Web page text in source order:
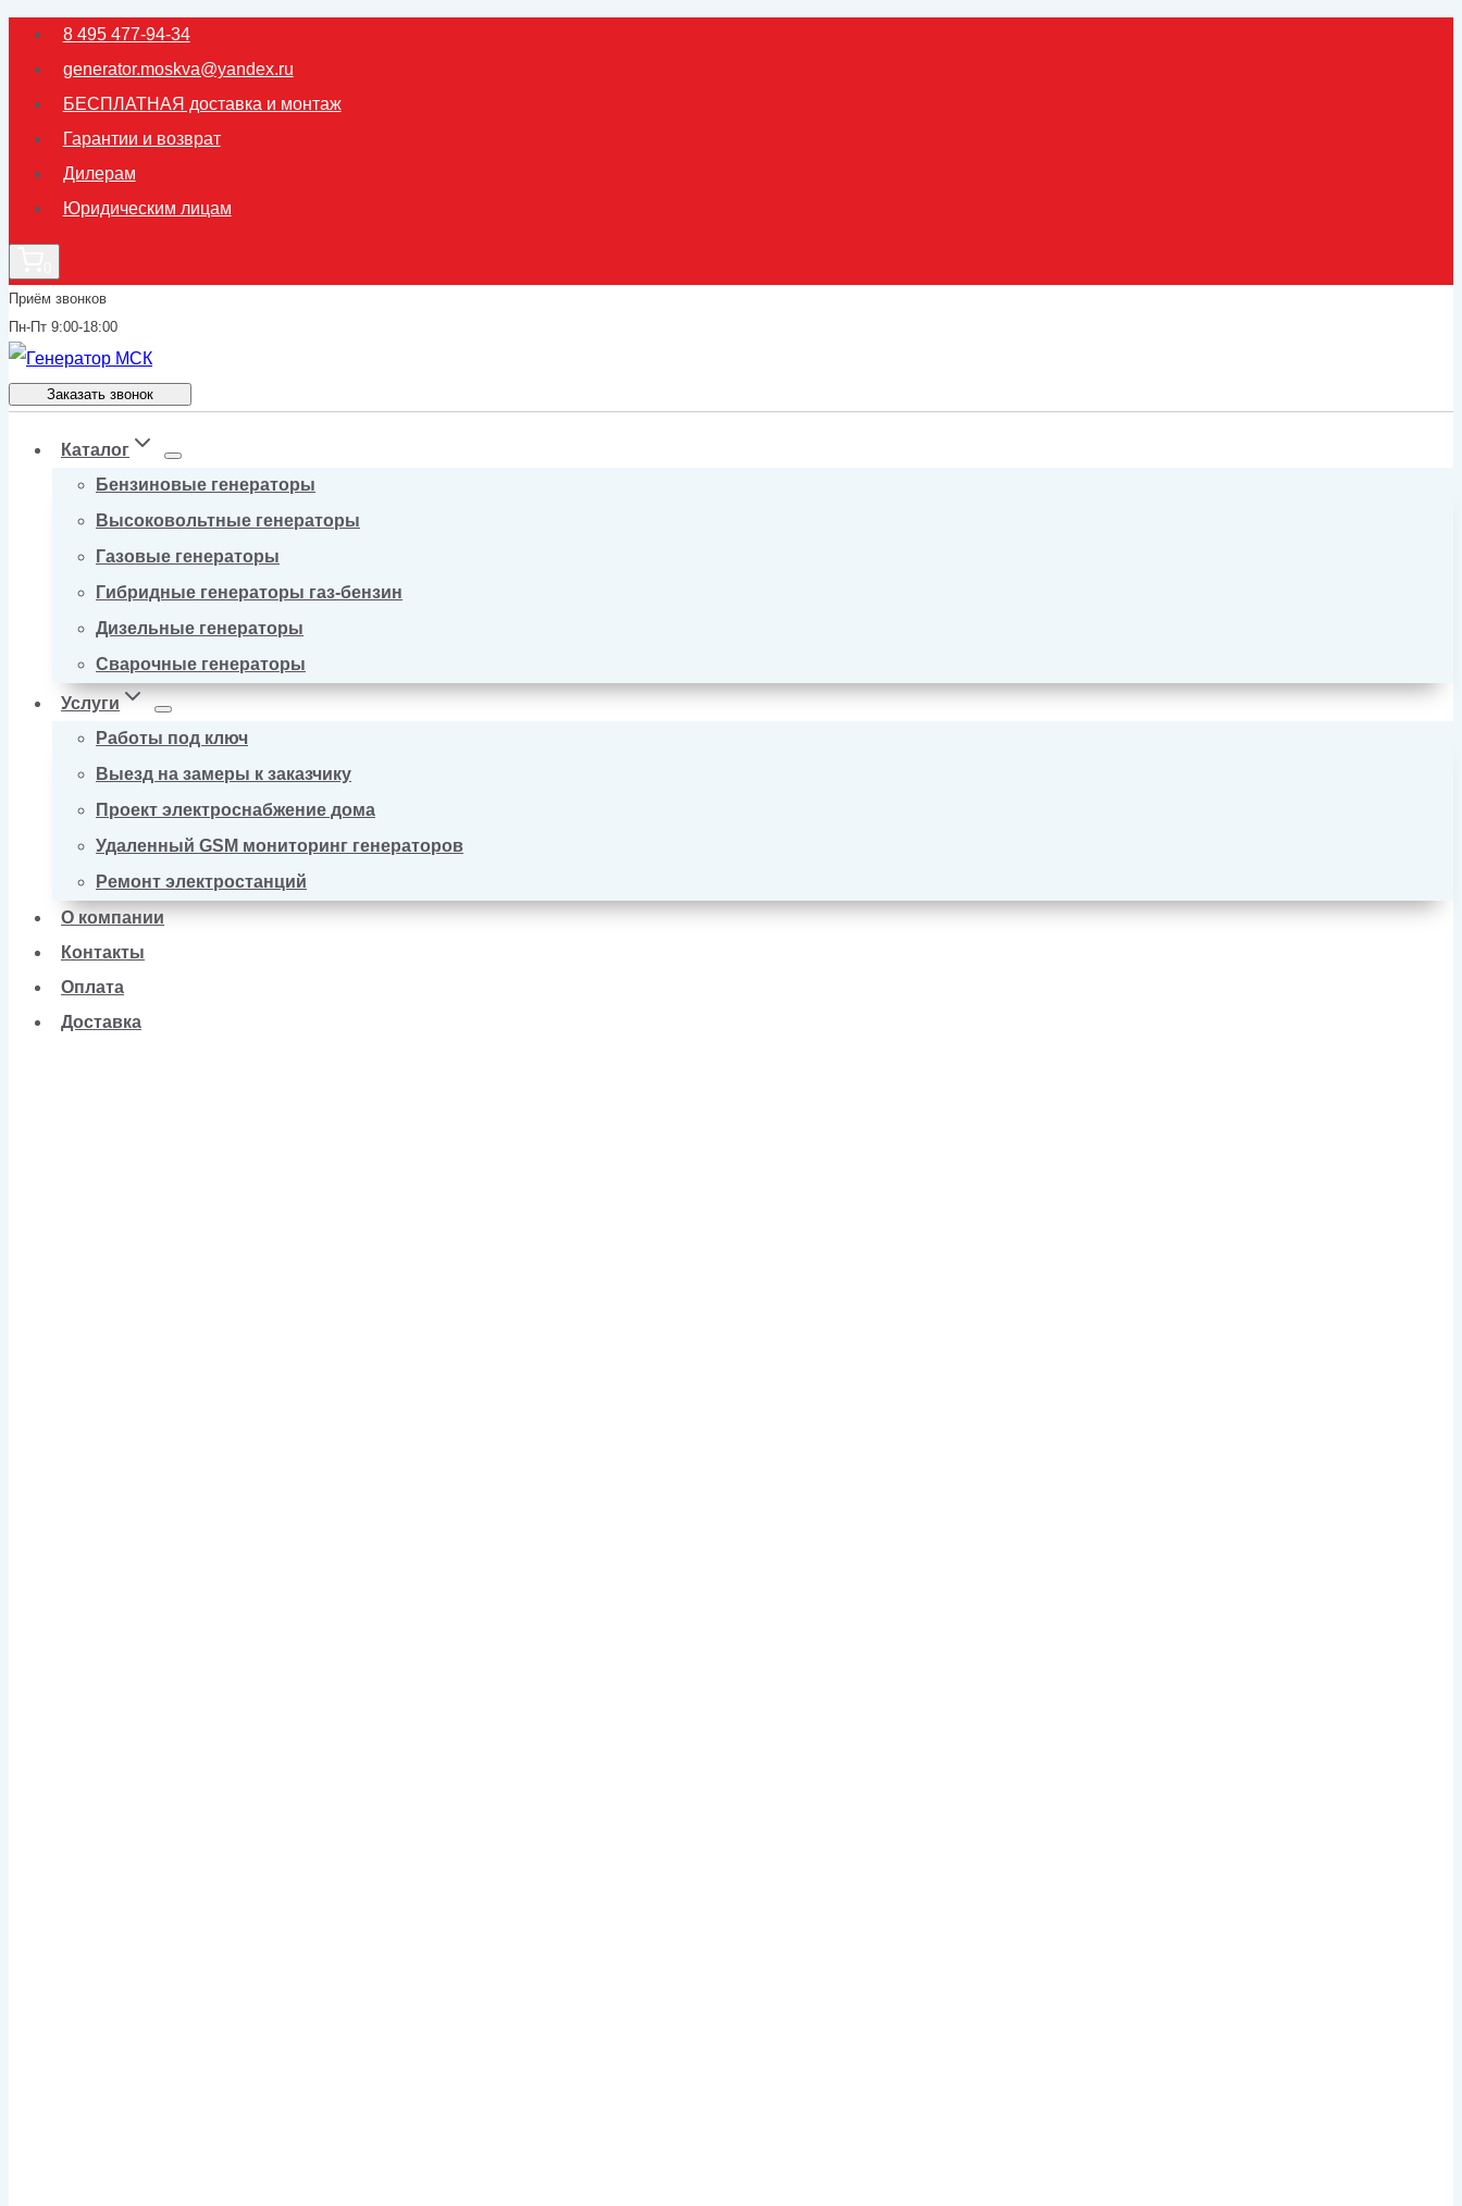
Перейти
содержимому
8 495 477-94-34
generator.moskva@yandex.ru
БЕСПЛАТНАЯ доставка и монтаж
Гарантии и возврат
Дилерам
Юридическим лицам
Приём звонков
Пн-Пт 9:00-18:00
Заказать звонок
Каталог
Бензиновые генераторы
Высоковольтные генераторы
Газовые генераторы
Гибридные генераторы газ-бензин
Дизельные генераторы
Сварочные генераторы
Услуги
Работы под ключ
Выезд на замеры к заказчику
Проект электроснабжение дома
Удаленный GSM мониторинг генераторов
Ремонт электростанций
О компании
Контакты
Оплата
Доставка